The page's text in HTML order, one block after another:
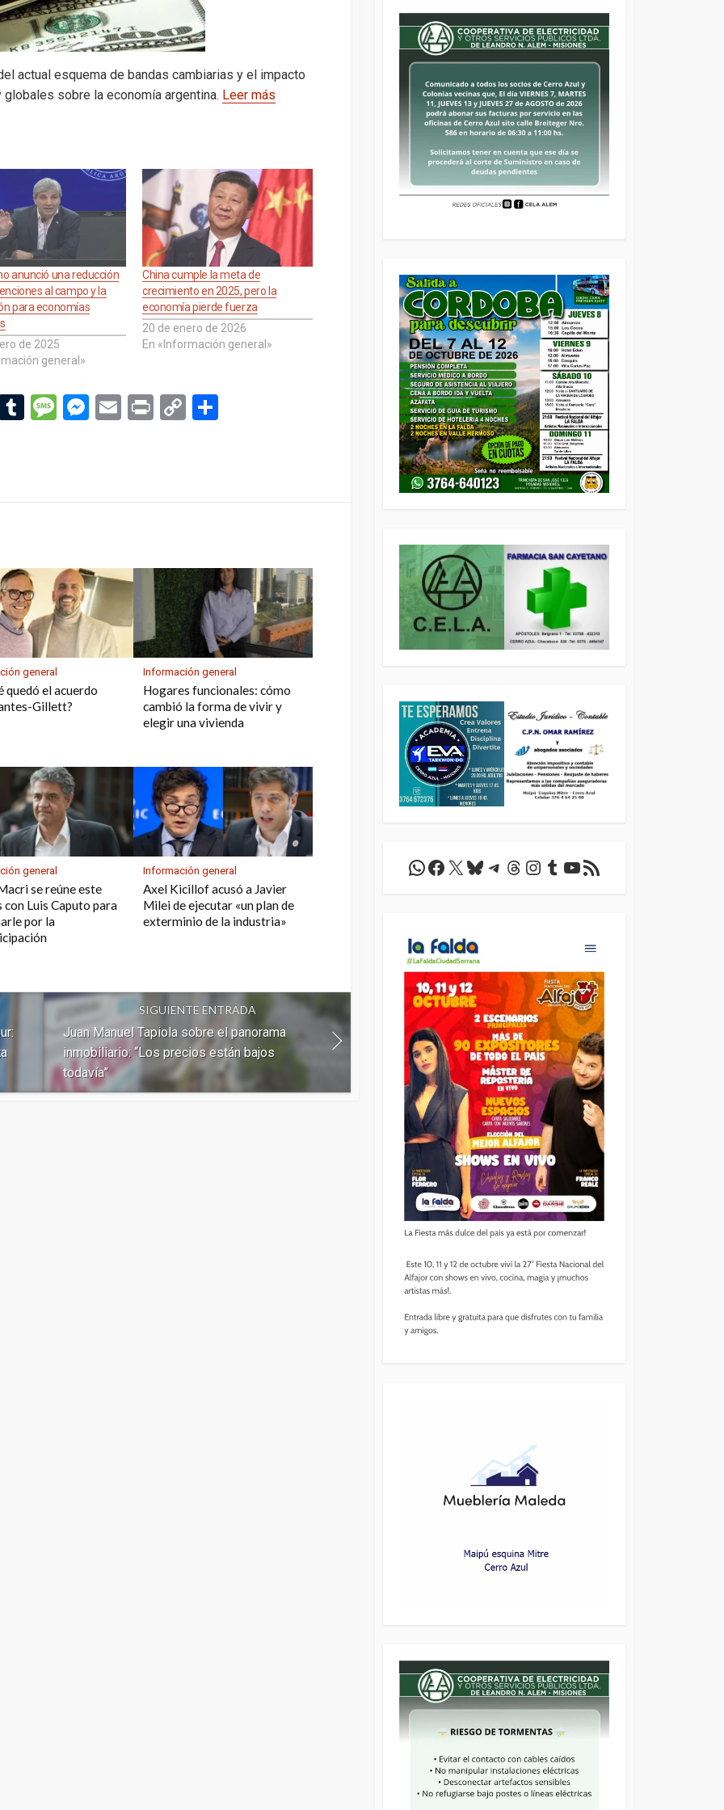
actual esquema de bandas cambiarias y el impacto
sobre la economía argentina. Leer más
anunció una reducción
al campo y la
para economías
de 2025
general»
China cumple la meta de
crecimiento en 2025, pero la
economía pierde fuerza
20 de enero de 2026
En «Información general»
T
M M E
Pr C
general
quedó el acuerdo
Gillett?
Información general
Hogares funcionales: cómo
cambió la forma de vivir y
elegir una vivienda
general
se reúne este
con Luis Caputo para
por la
Información general
Axel Kicillof acusó a Javier
Milei de ejecutar «un plan de
exterminio de la industria»
SIGUIENTE ENTRADA
Juan Manuel Tapiola sobre el panorama
inmobiliario: “Los precios están bajos
todavía”
WhatsApp
Facebook
X Bluesky
Telegram
Threads
Instagram
Tumblr
YouTube
Feed RSS